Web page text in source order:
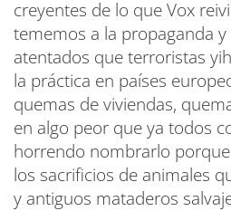
creyentes de lo que Vox
tememos a la propaganda
atentados que terroristas
la práctica en países
quemas de viviendas,
en algo peor que ya todos
horrendo nombrarlo
los sacrificios de animales
y antiguos mataderos